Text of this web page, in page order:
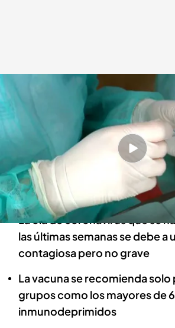
El covid aumenta en España en las últimas semanas
Cuatro al día
17 SEP 2023 - 14:56h.
La nueva ola de coronavirus
España ha llevado a las
que adelantan la campaña de
La ola de coronavirus que se
las últimas semanas se debe a
contagiosa pero no grave
La vacuna se recomienda solo
grupos como los mayores de
inmunodeprimidos